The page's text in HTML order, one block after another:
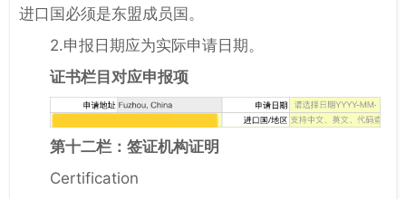
进口国必须是东盟成员国。
2.申报日期应为实际申请日期。
证书栏目对应申报项
第十二栏：签证机构证明
Certification